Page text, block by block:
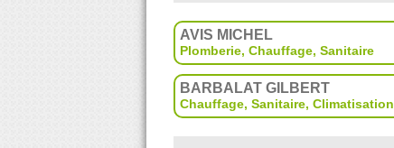
AVIS MICHEL
Plomberie, Chauffage, Sanitaire
BARBALAT GILBERT
Chauffage, Sanitaire, Climatisation